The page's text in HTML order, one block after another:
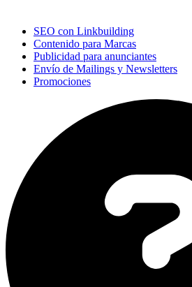
SEO con Linkbuilding
Contenido para Marcas
Publicidad para anunciantes
Envío de Mailings y Newsletters
Promociones